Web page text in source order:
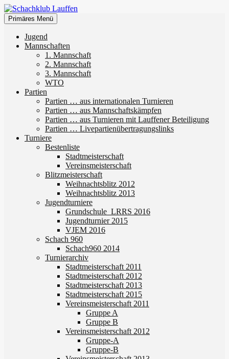
Zum
Inhalt
springen
Schachklub Lauffen
Suchen
Primäres Menü
Jugend
Mannschaften
1. Mannschaft
2. Mannschaft
3. Mannschaft
WTO
Partien
Partien … aus internationalen Turnieren
Partien … aus Mannschaftskämpfen
Partien … aus Turnieren mit Lauffener Beteiligung
Partien … Livepartienübertragungslinks
Turniere
Bestenliste
Stadtmeisterschaft
Vereinsmeisterschaft
Blitzmeisterschaft
Weihnachtsblitz 2012
Weihnachtsblitz 2013
Jugendturniere
Grundschule_LRRS 2016
Jugendturnier 2015
VJEM 2016
Schach 960
Schach960 2014
Turnierarchiv
Stadtmeisterschaft 2011
Stadtmeisterschaft 2012
Stadtmeisterschaft 2013
Stadtmeisterschaft 2015
Vereinsmeisterschaft 2011
Gruppe A
Gruppe B
Vereinsmeisterschaft 2012
Gruppe-A
Gruppe-B